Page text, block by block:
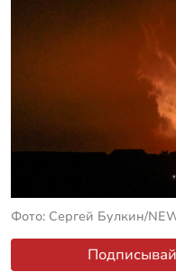
Фото: Сергей Булкин/